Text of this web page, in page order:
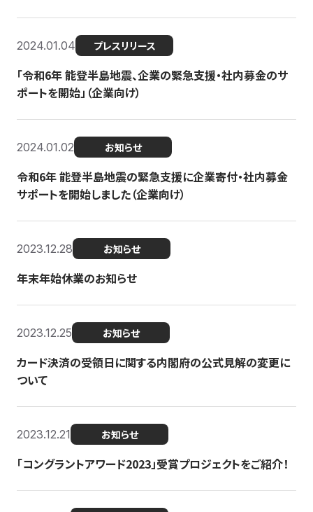
2024.01.04 プレスリリース
「令和6年 能登半島地震、企業の緊急支援・社内募金のサ
ポートを開始」（企業向け）
2024.01.02 お知らせ
令和6年 能登半島地震の緊急支援に企業寄付・社内募金
サポートを開始しました（企業向け）
2023.12.28 お知らせ
年末年始休業のお知らせ
2023.12.25 お知らせ
カード決済の受領日に関する内閣府の公式見解の変更に
ついて
2023.12.21 お知らせ
「コングラントアワード2023」受賞プロジェクトをご紹介！